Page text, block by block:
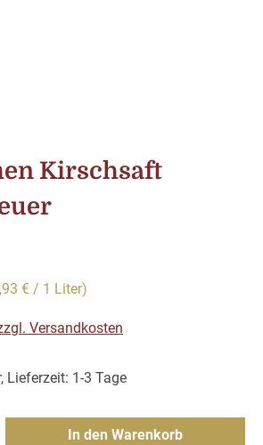
Kirschsaft
€ / 1 Liter)
Versandkosten
Lieferzeit: 1-3 Tage
Gib den gewünschten
In den Warenkorb